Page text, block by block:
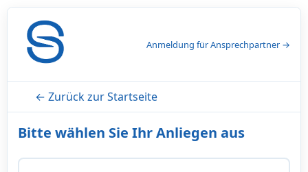
Anmeldung für Ansprechpartner →
← Zurück zur Startseite
Bitte wählen Sie Ihr Anliegen aus